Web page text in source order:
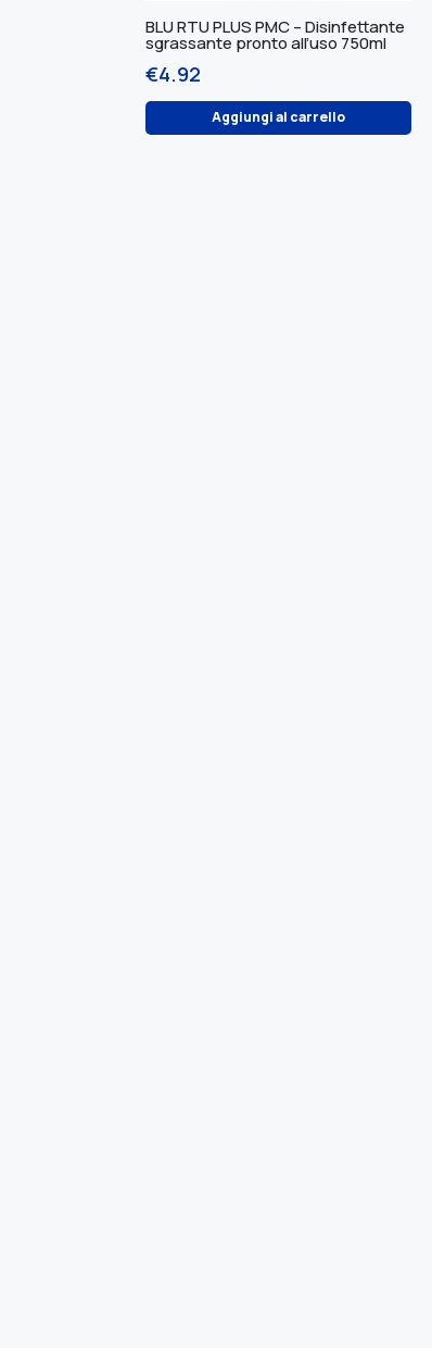
BLU RTU PLUS PMC – Disinfettante
sgrassante pronto all’uso 750ml
€4.92
Aggiungi al carrello